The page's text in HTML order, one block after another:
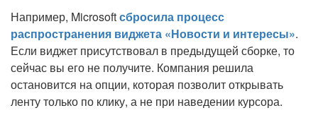
Например, Microsoftсбросила процесс
распространения виджета «Новости и интересы».
Если виджет присутствовал в предыдущей сборке, то
сейчас вы его не получите. Компания решила
остановится на опции, которая позволит открывать
ленту только по клику, а не при наведении курсора.